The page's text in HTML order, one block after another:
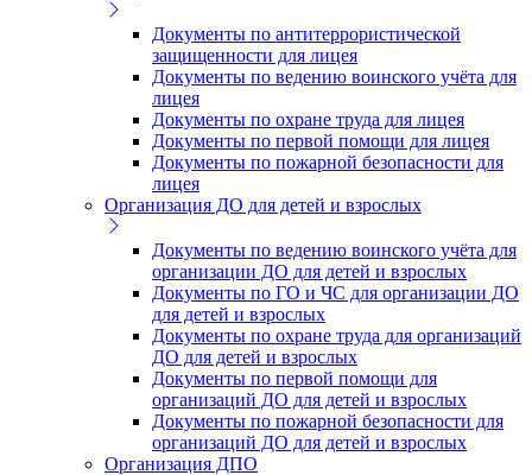
Документы по антитеррористической
защищенности для лицея
Документы по ведению воинского учёта для
лицея
Документы по охране труда для лицея
Документы по первой помощи для лицея
Документы по пожарной безопасности для
лицея
Организация ДО для детей и взрослых
Документы по ведению воинского учёта для
организации ДО для детей и взрослых
Документы по ГО и ЧС для организации ДО
для детей и взрослых
Документы по охране труда для организаций
ДО для детей и взрослых
Документы по первой помощи для
организаций ДО для детей и взрослых
Документы по пожарной безопасности для
организаций ДО для детей и взрослых
Организация ДПО